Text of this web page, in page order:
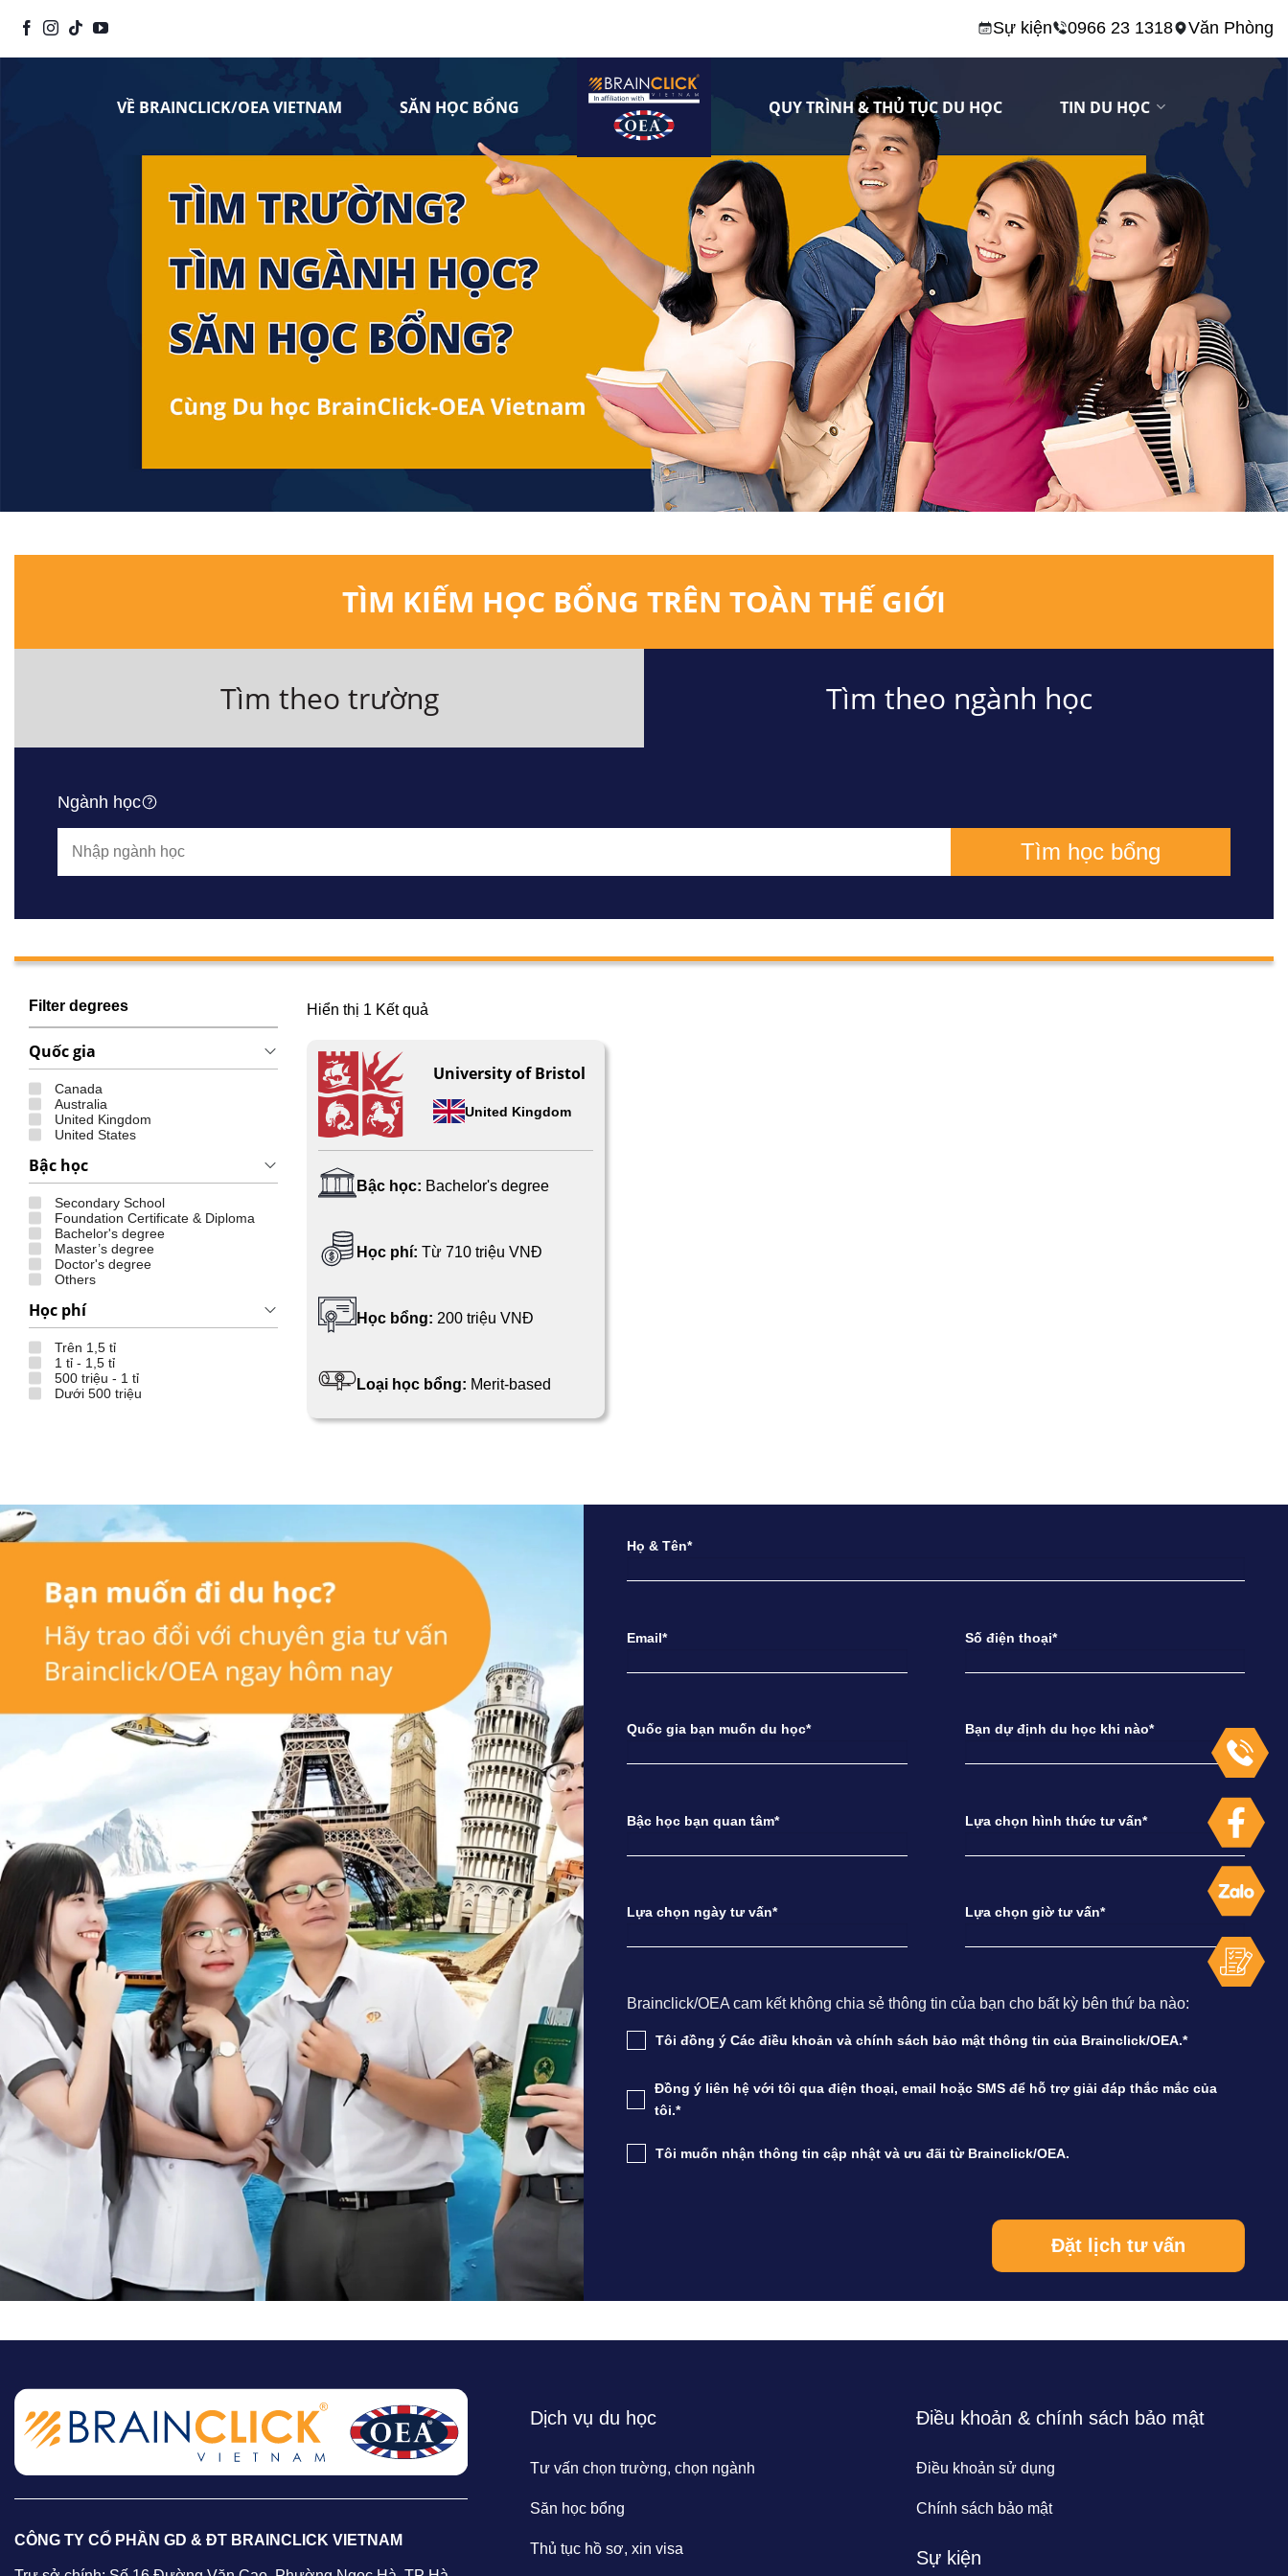
đến
nội
Sự kiện 0966 23 1318 Văn Phòng
VỀ BRAINCLICK/OEA VIETNAM SĂN HỌC BỔNG QUY TRÌNH & THỦ TỤC DU HỌC TIN DU HỌC
TÌM KIẾM HỌC BỔNG TRÊN TOÀN THẾ GIỚI
Tìm theo trường Tìm theo ngành học
Ngành học
Tìm học bổng
Filter degrees
Quốc gia
Canada
Australia
United Kingdom
United States
Bậc học
Secondary School
Foundation Certificate & Diploma
Bachelor's degree
Master’s degree
Doctor's degree
Others
Học phí
Trên 1,5 tỉ
1 tỉ - 1,5 tỉ
500 triệu - 1 tỉ
Dưới 500 triệu
Hiển thị 1 Kết quả
University of Bristol
United Kingdom
Bậc học: Bachelor's degree
Học phí: Từ 710 triệu VNĐ
Học bổng: 200 triệu VNĐ
Loại học bổng: Merit-based
Họ & Tên*
Email* Số điện thoại*
Quốc gia bạn muốn du học* Bạn dự định du học khi nào*
Bậc học bạn quan tâm* Lựa chọn hình thức tư vấn*
Lựa chọn ngày tư vấn* Lựa chọn giờ tư vấn*
Brainclick/OEA cam kết không chia sẻ thông tin của bạn cho bất kỳ bên thứ ba nào:
Tôi đồng ý Các điều khoản và chính sách bảo mật thông tin của Brainclick/OEA.*
Đồng ý liên hệ với tôi qua điện thoại, email hoặc SMS để hỗ trợ giải đáp thắc mắc của
tôi.*
Tôi muốn nhận thông tin cập nhật và ưu đãi từ Brainclick/OEA.
CÔNG TY CỔ PHẦN GD & ĐT BRAINCLICK VIETNAM
Dịch vụ du học
Tư vấn chọn trường, chọn ngành
Săn học bổng
Thủ tục hồ sơ, xin visa
Điều khoản & chính sách bảo mật
Điều khoản sử dụng
Chính sách bảo mật
Sự kiện